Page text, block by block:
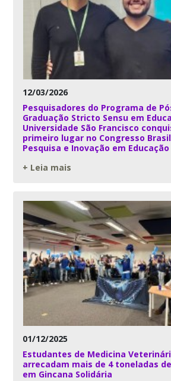
12/03/2026
Pesquisadores do Programa de
Graduação Stricto Sensu em
Universidade São Francisco
primeiro lugar no Congresso
Pesquisa e Inovação em Educação
+ Leia mais
01/12/2025
Estudantes de Medicina
arrecadam mais de 4 toneladas
em Gincana Solidária